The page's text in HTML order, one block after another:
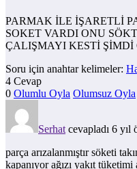
PARMAK İLE İŞARETLİ
SOKET VARDI ONU
ÇALIŞMAYI KESTİ
Soru için anahtar kelimeler:
4 Cevap
0 Olumlu Oyla Olumsuz Oyla
Serhat cevapladı 6 yıl
parça arızalanmıştır söketi
kapanıyor ağızı yakıt